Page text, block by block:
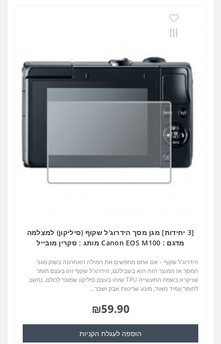
[3 יחידות] מגן מסך הידרוג'ל שקוף (סיליקון) למצלמה
מדגם : Canon EOS M100 מותג : סקרין מובייל
הידרוג'ל שקוף – אם אתם מחפשים את המילה האחרונה בשוק מגני
המסך אז המוצר הזה הוא בשבילכם, הידרוג'ל שקוף זהו בעצם חומר
שניקרא בשפת התעשייה TPU שזהו בעצם סיליקון שמוכר לכולם, נחשב
לחומר עמיד מאוד, מונע שריטות אבק ושבר...
₪59.90
הוספה לעגלת הקניות